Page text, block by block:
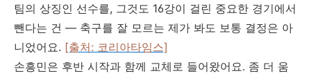
팀의 상징인 선수를, 그것도 16강이 걸린 중요한 경기에서
뺀다는 건 — 축구를 잘 모르는 제가 봐도 보통 결정은 아
니었어요. [출처: 코리아타임스]
손흥민은 후반 시작과 함께 교체로 들어왔어요. 좀 더 움